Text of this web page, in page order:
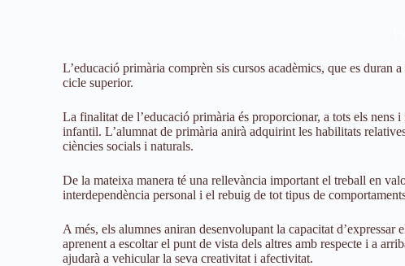
L’educació primària comprèn sis cursos acadèmics, que es duran
cicle superior.
La finalitat de l’educació primària és proporcionar, a tots els nens
infantil. L’alumnat de primària anirà adquirint les habilitats
ciències socials i naturals.
De la mateixa manera té una rellevància important el treball en
interdependència personal i el rebuig de tot tipus de
A més, els alumnes aniran desenvolupant la capacitat
aprenent a escoltar el punt de vista dels altres amb respecte i a
ajudarà a vehicular la seva creativitat i afectivitat.